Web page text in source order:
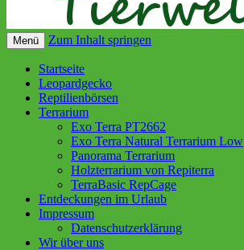
Menü Zum Inhalt springen
Startseite
Leopardgecko
Reptilienbörsen
Terrarium
Exo Terra PT2662
Exo Terra Natural Terrarium Low
Panorama Terrarium
Holzterrarium von Repiterra
TerraBasic RepCage
Entdeckungen im Urlaub
Impressum
Datenschutzerklärung
Wir über uns